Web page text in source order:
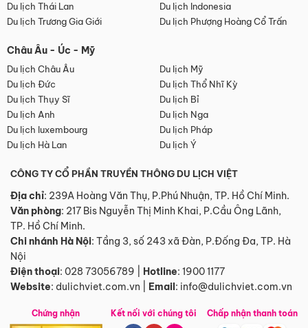
Du lịch Thái Lan
Du lịch Indonesia
Du lịch Trương Gia Giới
Du lịch Phượng Hoàng Cổ Trấn
Châu Âu - Úc - Mỹ
Du lịch Châu Âu
Du lịch Mỹ
Du lịch Đức
Du lịch Thổ Nhĩ Kỳ
Du lịch Thụy Sĩ
Du lịch Bỉ
Du lịch Anh
Du lịch Nga
Du lịch luxembourg
Du lịch Pháp
Du lịch Hà Lan
Du lịch Ý
CÔNG TY CỔ PHẦN TRUYỀN THÔNG DU LỊCH VIỆT
Địa chỉ: 239A Hoàng Văn Thụ, P.Phú Nhuận, TP. Hồ Chí Minh.
Văn phòng: 217 Bis Nguyễn Thị Minh Khai, P.Cầu Ông Lãnh,
TP. Hồ Chí Minh.
Chi nhánh Hà Nội: Tầng 3, số 243 xã Đàn, P.Đống Đa, TP. Hà
Nội
Điện thoại: 028 73056789 Hotline: 1900 1177
Website: dulichviet.com.vn Email: info@dulichviet.com.vn
Chứng nhận Kết nối với chúng tôi Chấp nhận thanh toán